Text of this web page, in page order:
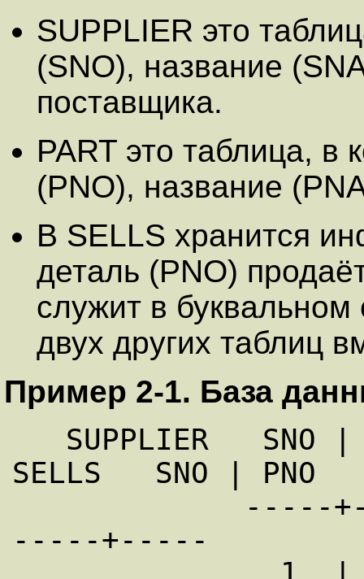
SUPPLIER это
(SNO), название
поставщика.
PART это таблица, в
(PNO), название
В SELLS хранится
деталь (PNO)
служит в
двух других таблиц
Пример 2-1. База
SELLS   SNO | PNO
-----+-----